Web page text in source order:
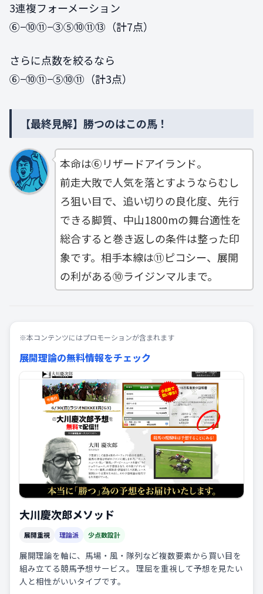
3連複フォーメーション
⑥−⑩⑪−③⑤⑩⑪⑬（計7点）
さらに点数を絞るなら
⑥−⑩⑪−⑤⑩⑪（計3点）
【最終見解】勝つのはこの馬！
本命は⑥リザードアイランド。
前走大敗で人気を落とすようならむし
ろ狙い目で、追い切りの良化度、先行
できる脚質、中山1800mの舞台適性を
総合すると巻き返しの条件は整った印
象です。相手本線は⑪ピコシー、展開
の利がある⑩ライジンマルまで。
※本コンテンツにはプロモーションが含まれます
展開理論の無料情報をチェック
大川慶次郎メソッド
展開重視 理論派 少点数設計
展開理論を軸に、馬場・風・隊列など複数要素から買い目を
組み立てる競馬予想サービス。 理屈を重視して予想を見たい
人と相性がいいタイプです。